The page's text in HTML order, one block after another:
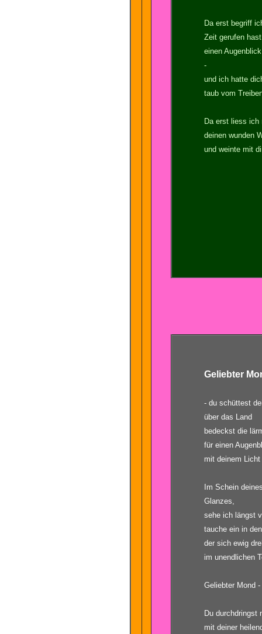
Da erst begriff
Zeit gerufen
einen
-
und ich hatte
taub vom
Da erst liess ich
deinen wunden
und weinte mit
Geliebter
- du schüttest
über das Land
bedeckst die
für einen
mit deinem
Im Schein
Glanzes,
sehe ich längst
tauche ein in
der sich ewig
im unendlichen
Geliebter Mond -
Du durchdringst
mit deiner